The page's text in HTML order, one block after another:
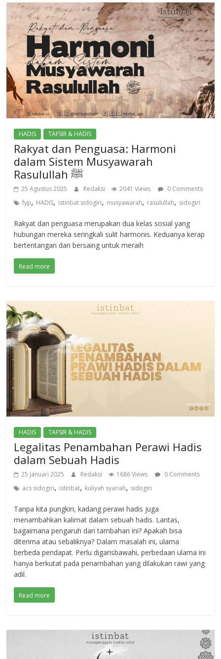
HADIS TAFSIR & HADIS
Rakyat dan Penguasa: Harmoni
dalam Sistem Musyawarah
Rasulullah ﷺ
25 Agustus 2025 Redaksi 2041 Views
0 Comments
fyp, HADIS, istinbat sidogiri, musyawarah, rasulullah, sidogiri
Rakyat dan penguasa merupakan dua kelas sosial yang
hubungan mereka seringkali sulit harmonis. Keduanya kerap
bertentangan dan bersaing untuk meraih
Read more
HADIS TAFSIR & HADIS
Legalitas Penambahan Perawi Hadis
dalam Sebuah Hadis
25 Januari 2025 Redaksi 1686 Views
0 Comments
acs sidogiri, istinbat, kuliyah syariah, sidogiri
Tanpa kita pungkiri, kadang perawi hadis juga
menambahkan kalimat dalam sebuah hadis. Lantas,
bagaimana pengaruh dari tambahan ini? Apakah bisa
diterima atau sebaliknya? Dalam masalah ini, ulama
berbeda pendapat. Perlu digarisbawahi, perbedaan ulama ini
hanya berkutat pada penambahan yang dilakukan rawi yang
adil.
Read more